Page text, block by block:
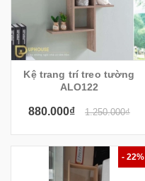
Kệ trang trí treo tường
ALO122
880.000₫ 1.250.000₫
- 22%